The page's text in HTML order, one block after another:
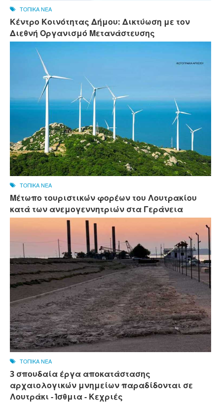
ΤΟΠΙΚΑ ΝΕΑ
Κέντρο Κοινότητας Δήμου: Δικτύωση με τον
Διεθνή Οργανισμό Μετανάστευσης
ΤΟΠΙΚΑ ΝΕΑ
Μέτωπο τουριστικών φορέων του Λουτρακίου
κατά των ανεμογεννητριών στα Γεράνεια
ΤΟΠΙΚΑ ΝΕΑ
3 σπουδαία έργα αποκατάστασης
αρχαιολογικών μνημείων παραδίδονται σε
Λουτράκι - Ίσθμια - Κεχριές